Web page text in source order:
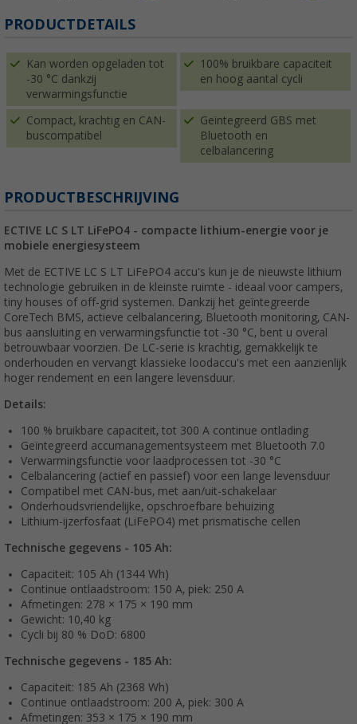
PRODUCTDETAILS
Kan worden opgeladen tot
-30 °C dankzij
verwarmingsfunctie
100% bruikbare capaciteit
en hoog aantal cycli
Compact, krachtig en CAN-
buscompatibel
Geïntegreerd GBS met
Bluetooth en
celbalancering
PRODUCTBESCHRIJVING
ECTIVE LC S LT LiFePO4 - compacte lithium-energie voor je
mobiele energiesysteem
Met de ECTIVE LC S LT LiFePO4 accu's kun je de nieuwste lithium
technologie gebruiken in de kleinste ruimte - ideaal voor campers,
tiny houses of off-grid systemen. Dankzij het geïntegreerde
CoreTech BMS, actieve celbalancering, Bluetooth monitoring, CAN-
bus aansluiting en verwarmingsfunctie tot -30 °C, bent u overal
betrouwbaar voorzien. De LC-serie is krachtig, gemakkelijk te
onderhouden en vervangt klassieke loodaccu's met een aanzienlijk
hoger rendement en een langere levensduur.
Details:
100 % bruikbare capaciteit, tot 300 A continue ontlading
Geïntegreerd accumanagementsysteem met Bluetooth 7.0
Verwarmingsfunctie voor laadprocessen tot -30 °C
Celbalancering (actief en passief) voor een lange levensduur
Compatibel met CAN-bus, met aan/uit-schakelaar
Onderhoudsvriendelijke, opschroefbare behuizing
Lithium-ijzerfosfaat (LiFePO4) met prismatische cellen
Technische gegevens - 105 Ah:
Capaciteit: 105 Ah (1344 Wh)
Continue ontlaadstroom: 150 A, piek: 250 A
Afmetingen: 278 × 175 × 190 mm
Gewicht: 10,40 kg
Cycli bij 80 % DoD: 6800
Technische gegevens - 185 Ah:
Capaciteit: 185 Ah (2368 Wh)
Continue ontlaadstroom: 200 A, piek: 300 A
Afmetingen: 353 × 175 × 190 mm